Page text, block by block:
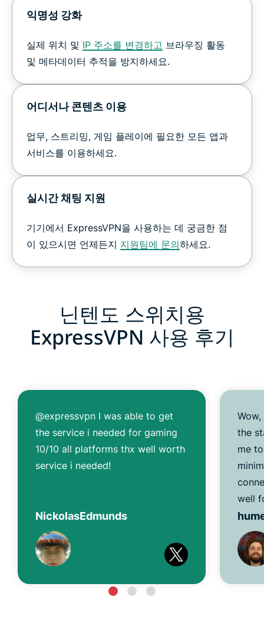
익명성 강화
실제 위치 및 IP 주소를 변경하고 브라우징 활동
및 메타데이터 추적을 방지하세요.
어디서나 콘텐츠 이용
업무, 스트리밍, 게임 플레이에 필요한 모든 앱과
서비스를 이용하세요.
실시간 채팅 지원
기기에서 ExpressVPN을 사용하는 데 궁금한 점
이 있으시면 언제든지 지원팀에 문의하세요.
닌텐도 스위치용
ExpressVPN 사용 후기
@expressvpn I was able to get
the service i needed for gaming
10/10 all platforms thx well worth
service i needed!
NickolasEdmunds
the
me
well